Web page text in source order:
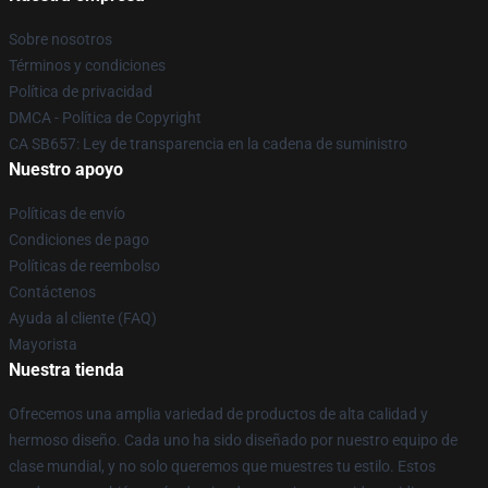
Sobre nosotros
Términos y condiciones
Política de privacidad
DMCA - Política de Copyright
CA SB657: Ley de transparencia en la cadena de suministro
Nuestro apoyo
Políticas de envío
Condiciones de pago
Políticas de reembolso
Contáctenos
Ayuda al cliente (FAQ)
Mayorista
Nuestra tienda
Ofrecemos una amplia variedad de productos de alta calidad y
hermoso diseño. Cada uno ha sido diseñado por nuestro equipo de
clase mundial, y no solo queremos que muestres tu estilo. Estos